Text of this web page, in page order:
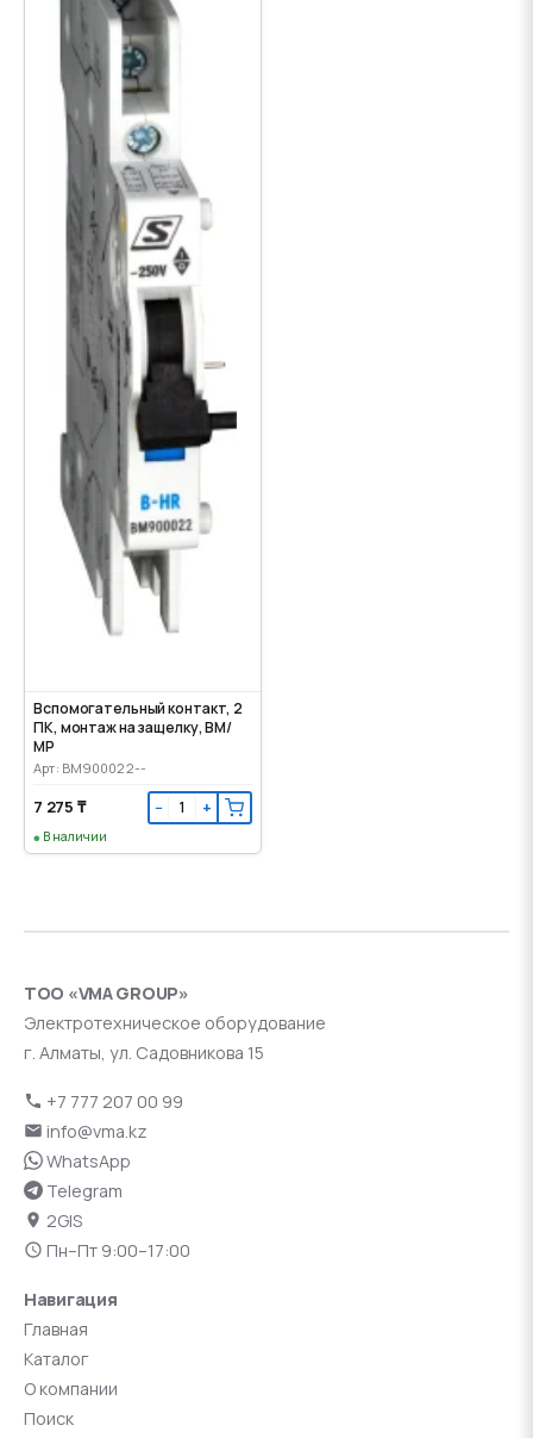
Вспомогательный контакт, 2
ПК, монтаж на защелку, ВМ/
МР
Арт: BM900022--
7 275 ₸ − +
В наличии
ТОО «VMA GROUP»
Электротехническое оборудование
г. Алматы, ул. Садовникова 15
+7 777 207 00 99
info@vma.kz
WhatsApp
Telegram
2GIS
Пн–Пт 9:00–17:00
Навигация
Главная
Каталог
О компании
Поиск